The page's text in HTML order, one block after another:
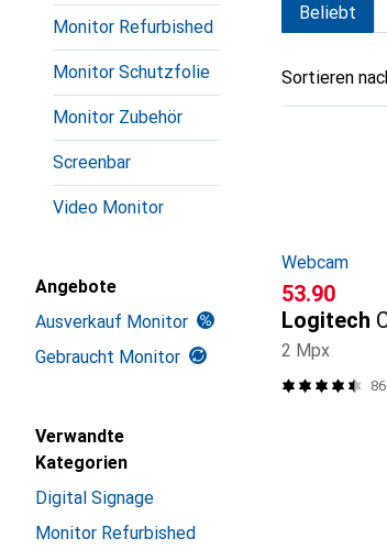
Monitor Refurbished
Monitor Schutzfolie
Monitor Zubehör
Screenbar
Video Monitor
Angebote
Ausverkauf Monitor
Gebraucht Monitor
Verwandte
Kategorien
Digital Signage
Monitor Refurbished
Beliebt
Sortieren
Webcam
CHF
53.90
Logitech
2 Mpx